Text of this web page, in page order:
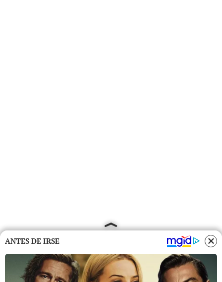
ANTES DE IRSE